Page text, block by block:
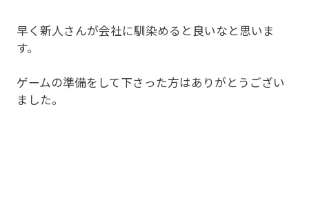
早く新人さんが会社に馴染めると良いなと思いま
す。
ゲームの準備をして下さった方はありがとうござい
ました。